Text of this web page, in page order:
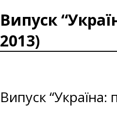
Випуск
2013)
Випуск